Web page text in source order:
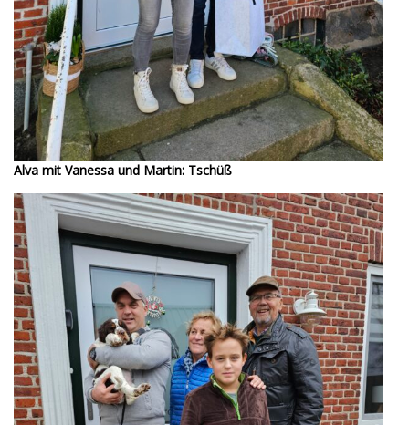
Alva mit Vanessa und Martin: Tschüß